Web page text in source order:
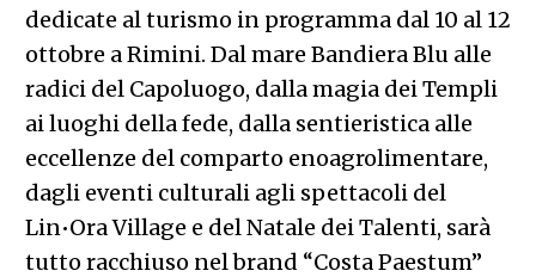
dedicate al turismo in programma dal 10 al 12
ottobre a Rimini. Dal mare Bandiera Blu alle
radici del Capoluogo, dalla magia dei Templi
ai luoghi della fede, dalla sentieristica alle
eccellenze del comparto enoagrolimentare,
dagli eventi culturali agli spettacoli del
Lin•Ora Village e del Natale dei Talenti, sarà
tutto racchiuso nel brand “Costa Paestum”